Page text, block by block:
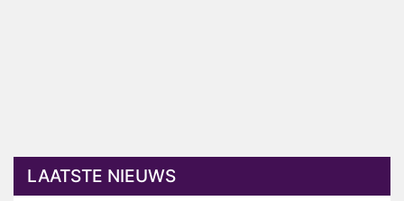
LAATSTE NIEUWS